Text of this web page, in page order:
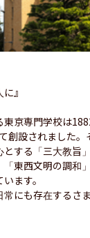
』
京専門学校は
創設されました。
する「三大教旨
東西文明の調和
ます。
にも存在するさ